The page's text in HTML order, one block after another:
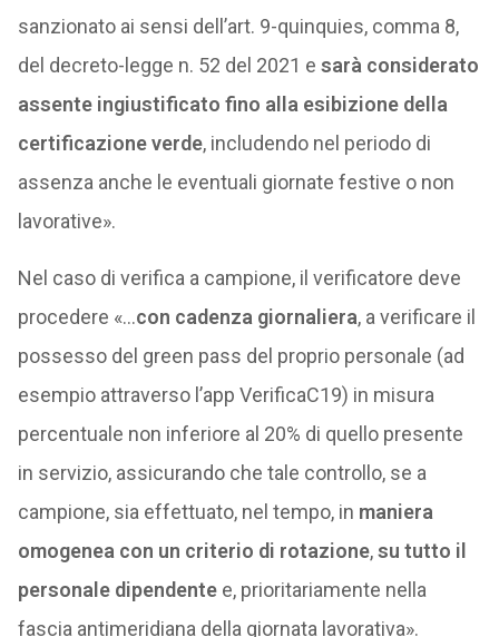
sanzionato ai sensi dell’art. 9-quinquies, comma 8,
del decreto-legge n. 52 del 2021 e sarà considerato
assente ingiustificato fino alla esibizione della
certificazione verde, includendo nel periodo di
assenza anche le eventuali giornate festive o non
lavorative».
Nel caso di verifica a campione, il verificatore deve
procedere «…con cadenza giornaliera, a verificare il
possesso del green pass del proprio personale (ad
esempio attraverso l’app VerificaC19) in misura
percentuale non inferiore al 20% di quello presente
in servizio, assicurando che tale controllo, se a
campione, sia effettuato, nel tempo, in maniera
omogenea con un criterio di rotazione,su tutto il
personale dipendentee, prioritariamente nella
fascia antimeridiana della giornata lavorativa».